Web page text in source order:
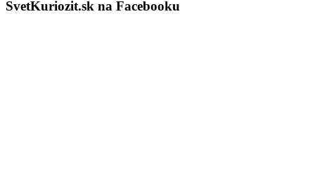
SvetKuriozit.sk na Facebooku